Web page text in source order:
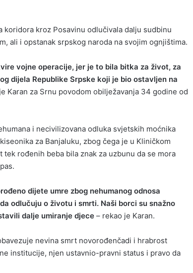
koridora kroz Posavinu odlučivala dalju sudbinu
ali i opstanak srpskog naroda na svojim ognjištima.
vojne operacije, jer je to bila bitka za život, za
dijela Republike Srpske koji je bio ostavljen na
Karan za Srnu povodom obilježavanja 34 godine od
i necivilizovana odluka svjetskih moćnika
za Banjaluku, zbog čega je u Kliničkom
rođenih beba bila znak za uzbunu da se mora
dijete umre zbog nehumanog odnosa
odlučuju o životu i smrti. Naši borci su snažno
dalje umiranje djece – rekao je Karan.
nevina smrt novorođenčadi i hrabrost
institucije, njen ustavnio-pravni status i pravo da